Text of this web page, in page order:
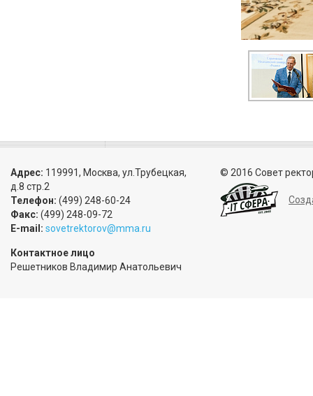
Адрес: 119991, Москва, ул.Трубецкая,
д.8 стр.2
Телефон: (499) 248-60-24
Факс: (499) 248-09-72
E-mail: sovetrektorov@mma.ru
Контактное лицо
Решетников Владимир Анатольевич
© 2016 Совет